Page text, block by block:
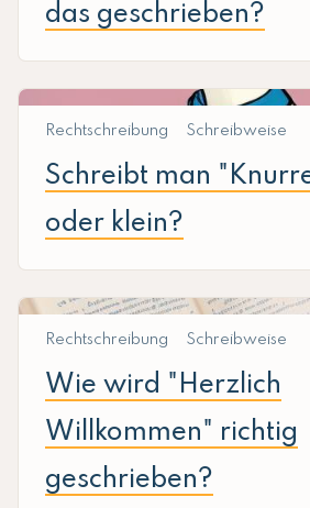
das geschrieben?
Rechtschreibung Schreibweise
Schreibt man
oder klein?
Rechtschreibung Schreibweise
Wie wird "Herzlich
Willkommen" richtig
geschrieben?